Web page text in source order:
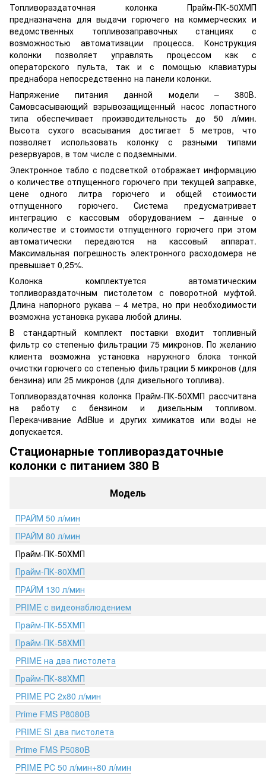
Топливораздаточная колонка Прайм-ПК-50ХМП
предназначена для выдачи горючего на коммерческих и
ведомственных топливозаправочных станциях с
возможностью автоматизации процесса. Конструкция
колонки позволяет управлять процессом как с
операторского пульта, так и с помощью клавиатуры
преднабора непосредственно на панели колонки.
Напряжение питания данной модели – 380В.
Самовсасывающий взрывозащищенный насос лопастного
типа обеспечивает производительность до 50 л/мин.
Высота сухого всасывания достигает 5 метров, что
позволяет использовать колонку с разными типами
резервуаров, в том числе с подземными.
Электронное табло с подсветкой отображает информацию
о количестве отпущенного горючего при текущей заправке,
цене одного литра горючего и общей стоимости
отпущенного горючего. Система предусматривает
интеграцию с кассовым оборудованием – данные о
количестве и стоимости отпущенного горючего при этом
автоматически передаются на кассовый аппарат.
Максимальная погрешность электронного расходомера не
превышает 0,25%.
Колонка комплектуется автоматическим
топливораздаточным пистолетом с поворотной муфтой.
Длина напорного рукава – 4 метра, но при необходимости
возможна установка рукава любой длины.
В стандартный комплект поставки входит топливный
фильтр со степенью фильтрации 75 микронов. По желанию
клиента возможна установка наружного блока тонкой
очистки горючего со степенью фильтрации 5 микронов (для
бензина) или 25 микронов (для дизельного топлива).
Топливораздаточная колонка Прайм-ПК-50ХМП рассчитана
на работу с бензином и дизельным топливом.
Перекачивание AdBlue и других химикатов или воды не
допускается.
Стационарные топливораздаточные
колонки с питанием 380 В
Модель
ПРАЙМ 50 л/мин
ПРАЙМ 80 л/мин
Прайм-ПК-50ХМП
Прайм-ПК-80ХМП
ПРАЙМ 130 л/мин
PRIME с видеонаблюдением
Прайм-ПК-55ХМП
Прайм-ПК-58ХМП
PRIME на два пистолета
Прайм-ПК-88ХМП
PRIME PC 2х80 л/мин
Prime FMS P8080B
PRIME SI два пистолета
Prime FMS P5080B
PRIME PC 50 л/мин+80 л/мин